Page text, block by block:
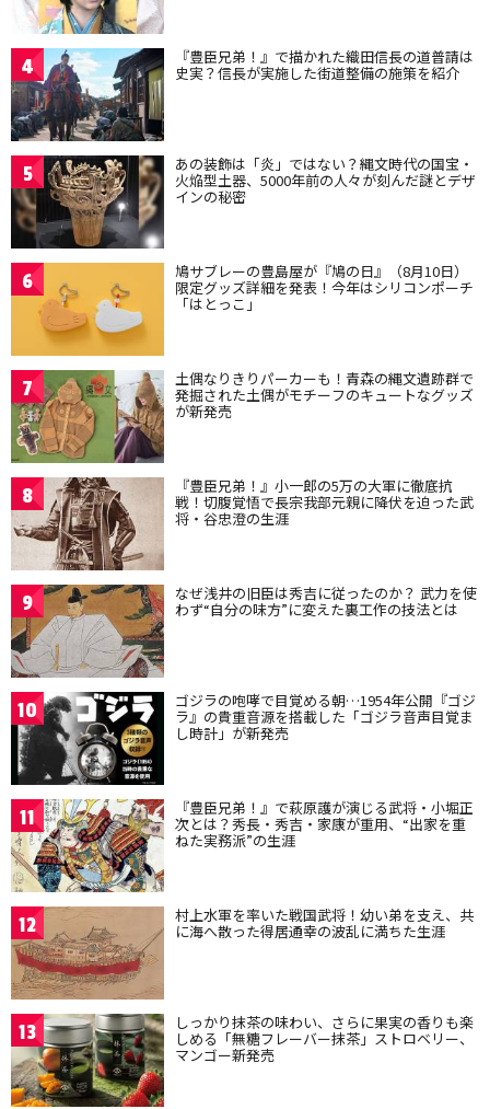
4 『豊臣兄弟！』で描かれた織田信長の道普請は
史実？信長が実施した街道整備の施策を紹介
5 あの装飾は「炎」ではない？縄文時代の国宝・
火焔型土器、5000年前の人々が刻んだ謎とデザ
インの秘密
6 鳩サブレーの豊島屋が『鳩の日』（8月10日）
限定グッズ詳細を発表！今年はシリコンポーチ
「はとっこ」
7 土偶なりきりパーカーも！青森の縄文遺跡群で
発掘された土偶がモチーフのキュートなグッズ
が新発売
8 『豊臣兄弟！』小一郎の5万の大軍に徹底抗
戦！切腹覚悟で長宗我部元親に降伏を迫った武
将・谷忠澄の生涯
9 なぜ浅井の旧臣は秀吉に従ったのか？ 武力を使
わず“自分の味方”に変えた裏工作の技法とは
10 ゴジラの咆哮で目覚める朝…1954年公開『ゴジ
ラ』の貴重音源を搭載した「ゴジラ音声目覚ま
し時計」が新発売
11 『豊臣兄弟！』で萩原護が演じる武将・小堀正
次とは？秀長・秀吉・家康が重用、“出家を重
ねた実務派”の生涯
12 村上水軍を率いた戦国武将！幼い弟を支え、共
に海へ散った得居通幸の波乱に満ちた生涯
13 しっかり抹茶の味わい、さらに果実の香りも楽
しめる「無糖フレーバー抹茶」ストロベリー、
マンゴー新発売